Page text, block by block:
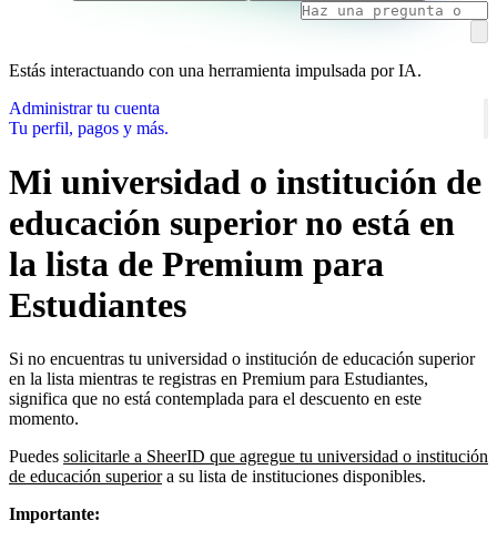
Estás interactuando con una herramienta impulsada por IA.
Administrar tu cuenta
Tu perfil, pagos y más.
Mi universidad o institución de
educación superior no está en
la lista de Premium para
Estudiantes
Si no encuentras tu universidad o institución de educación superior
en la lista mientras te registras en Premium para Estudiantes,
significa que no está contemplada para el descuento en este
momento.
Puedes solicitarle a SheerID que agregue tu universidad o institución
de educación superiora su lista de instituciones disponibles.
Importante: